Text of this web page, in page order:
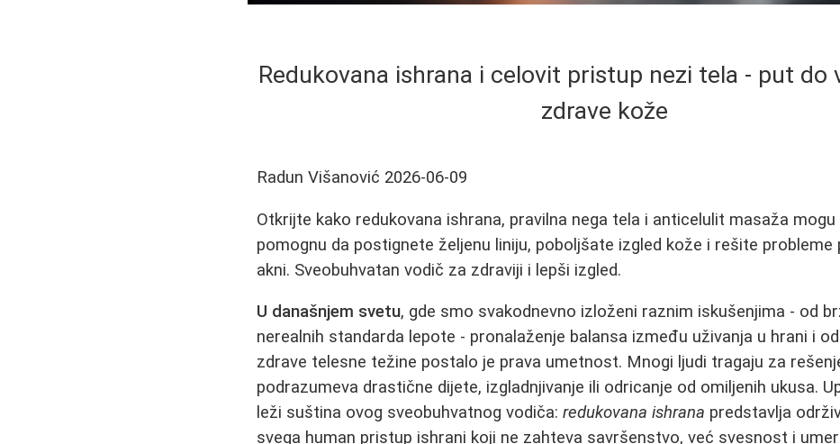
Redukovana ishrana i celovit pristup nezi tela - put do
zdrave kože
Radun Višanović 2026-06-09
Otkrijte kako redukovana ishrana, pravilna nega tela i anticelulit masaža mogu
pomognu da postignete željenu liniju, poboljšate izgled kože i rešite probleme
akni. Sveobuhvatan vodič za zdraviji i lepši izgled.
U današnjem svetu, gde smo svakodnevno izloženi raznim iskušenjima - od
nerealnih standarda lepote - pronalaženje balansa između uživanja u hrani i
zdrave telesne težine postalo je prava umetnost. Mnogi ljudi tragaju za
podrazumeva drastične dijete, izgladnjivanje ili odricanje od omiljenih ukusa.
leži suština ovog sveobuhvatnog vodiča:redukovana ishrana predstavlja
svega human pristup ishrani koji ne zahteva savršenstvo, već svesnost i